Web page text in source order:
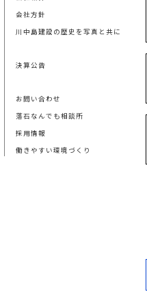
会社方針
川中島建設の歴史を写真と共に
決算公告
お問い合わせ
落石なんでも相談所
採用情報
働きやすい環境づくり